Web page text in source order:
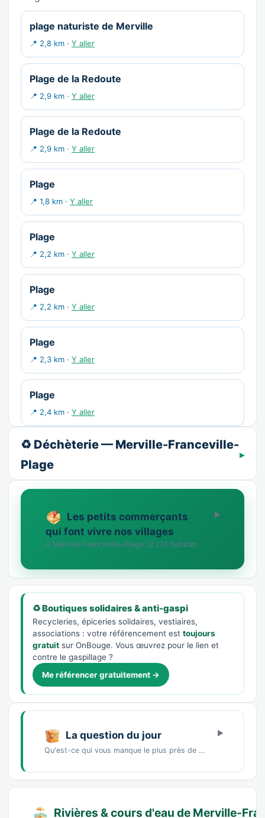
plage naturiste de Merville
📍 2,8 km · Y aller
Plage de la Redoute
📍 2,9 km · Y aller
Plage de la Redoute
📍 2,9 km · Y aller
Plage
📍 1,8 km · Y aller
Plage
📍 2,2 km · Y aller
Plage
📍 2,2 km · Y aller
Plage
📍 2,3 km · Y aller
Plage
📍 2,4 km · Y aller
♻️ Déchèterie — Merville-Franceville-
Plage
Les petits commerçants
qui font vivre nos villages
À Merville-Franceville-Plage (2 231 habitants), chaque commerce compte. Vous tenez une bou…
♻️ Boutiques solidaires & anti-gaspi
Recycleries, épiceries solidaires, vestiaires,
associations : votre référencement est toujours
gratuit sur OnBouge. Vous œuvrez pour le lien et
contre le gaspillage ?
Me référencer gratuitement →
La question du jour
Qu'est-ce qui vous manque le plus près de chez vous ?Un marché de producteursDes commerces…
Rivières & cours d'eau de Merville-